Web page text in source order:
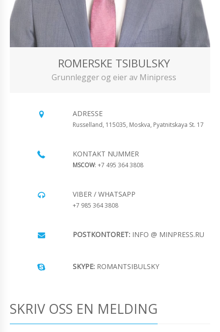
ROMERSKE TSIBULSKY
Grunnlegger og eier av Minipress
ADRESSE
Russelland, 115035, Moskva, Pyatnitskaya St. 17
KONTAKT NUMMER
MSCOW: +7 495 364 3808
VIBER / WHATSAPP
+7 985 364 3808
POSTKONTORET: INFO @ MINPRESS.RU
SKYPE: ROMANTSIBULSKY
SKRIV OSS EN MELDING